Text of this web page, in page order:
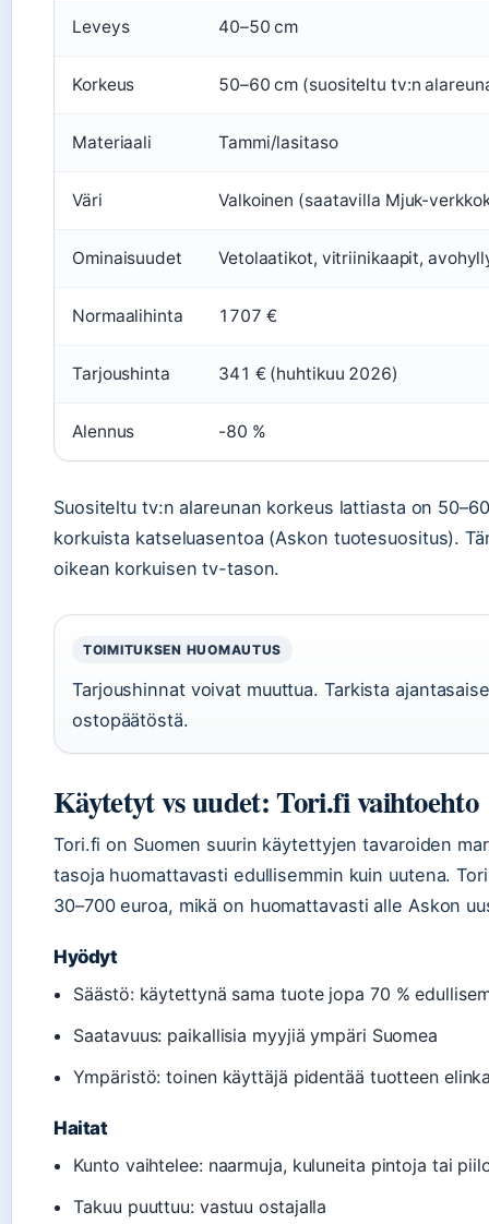
Leveys 40–50 cm
Korkeus 50–60 cm (suositeltu tv:n
Materiaali Tammi/lasitaso
Väri Valkoinen (saatavilla Mjuk-
Ominaisuudet Vetolaatikot, vitriinikaapit,
Normaalihinta 1707 €
Tarjoushinta 341 € (huhtikuu 2026)
Alennus -80 %
Suositeltu tv:n alareunan korkeus lattiasta on
korkuista katseluasentoa (Askon tuotesuositus).
oikean korkuisen tv-tason.
TOIMITUKSEN HUOMAUTUS
Tarjoushinnat voivat muuttua. Tarkista
ostopäätöstä.
Käytetyt vs uudet: Tori.fi vaihtoehto
Tori.fi on Suomen suurin käytettyjen tavaroiden
tasoja huomattavasti edullisemmin kuin uutena.
30–700 euroa, mikä on huomattavasti alle Askon
Hyödyt
Säästö: käytettynä sama tuote jopa 70 %
Saatavuus: paikallisia myyjiä ympäri Suomea
Ympäristö: toinen käyttäjä pidentää tuotteen
Haitat
Kunto vaihtelee: naarmuja, kuluneita pintoja tai
Takuu puuttuu: vastuu ostajalla